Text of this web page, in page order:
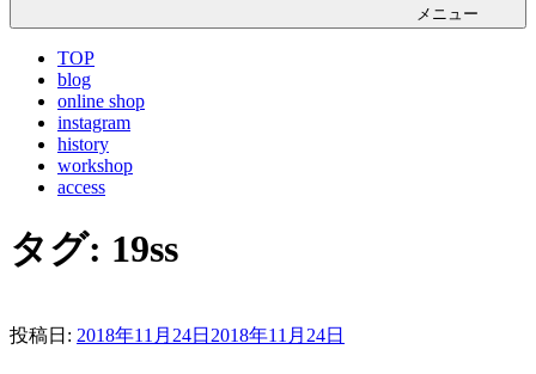
メニュー
TOP
blog
online shop
instagram
history
workshop
access
タグ: 19ss
投稿日: 2018年11月24日 2018年11月24日